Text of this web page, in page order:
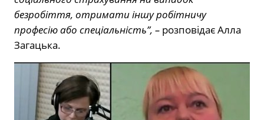
безробіття, отримати іншу робітничу
професію або спеціальність”, – розповідає Алла
Загацька.